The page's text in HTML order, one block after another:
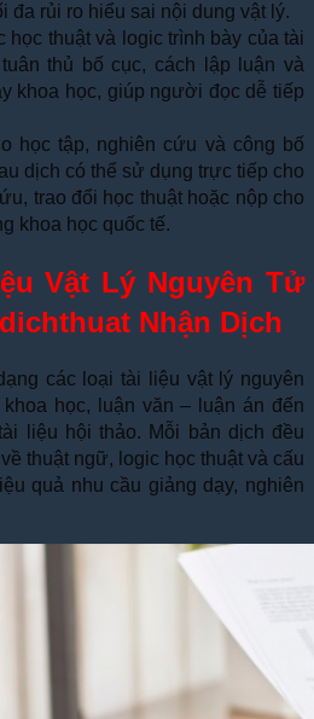
đa rủi ro hiểu sai nội dung vật lý.
học thuật và logic trình bày của tài
thủ bố cục, cách lập luận và
khoa học, giúp người đọc dễ tiếp
học tập, nghiên cứu và công bố
dịch có thể sử dụng trực tiếp cho
trao đổi học thuật hoặc nộp cho
khoa học quốc tế.
Vật Lý Nguyên Tử
Nhận Dịch
các loại tài liệu vật lý nguyên
học, luận văn – luận án đến
liệu hội thảo. Mỗi bản dịch đều
thuật ngữ, logic học thuật và cấu
quả nhu cầu giảng dạy, nghiên